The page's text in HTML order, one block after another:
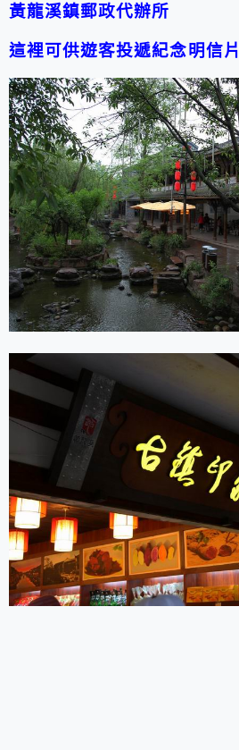
黃龍溪鎮郵政代辦所
這裡可供遊客投遞紀念明信片